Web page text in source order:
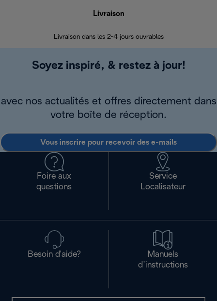
Livraison
Livraison dans les 2-4 jours ouvrables
Soyez inspiré, & restez à jour!
avec nos actualités et offres directement dans
votre boîte de réception.
Vous inscrire pour recevoir des e-mails
Foire aux
questions
Service
Localisateur
Besoin d'aide?
Manuels
d’instructions